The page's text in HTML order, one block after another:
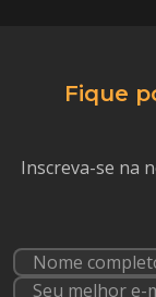
Fique
Inscreva-se na